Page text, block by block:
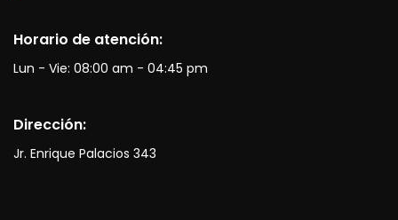
Horario de atención:
Lun - Vie: 08:00 am - 04:45 pm
Dirección:
Jr. Enrique Palacios 343